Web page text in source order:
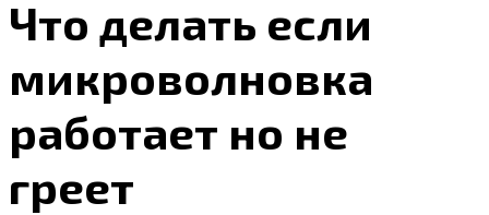
Что делать если
микроволновка
работает но не
греет